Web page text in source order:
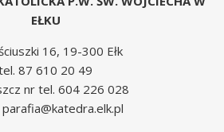
EŁKU
16, 19-300 Ełk
87 610 20 49
nr tel. 604 226 028